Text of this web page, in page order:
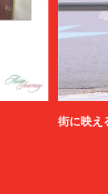
街に映え